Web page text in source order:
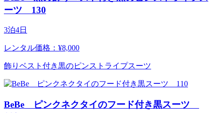
ーツ 130
3泊4日
レンタル価格：¥8,000
飾りベスト付き黒のピンストライプスーツ
BeBe ピンクネクタイのフード付き黒スーツ